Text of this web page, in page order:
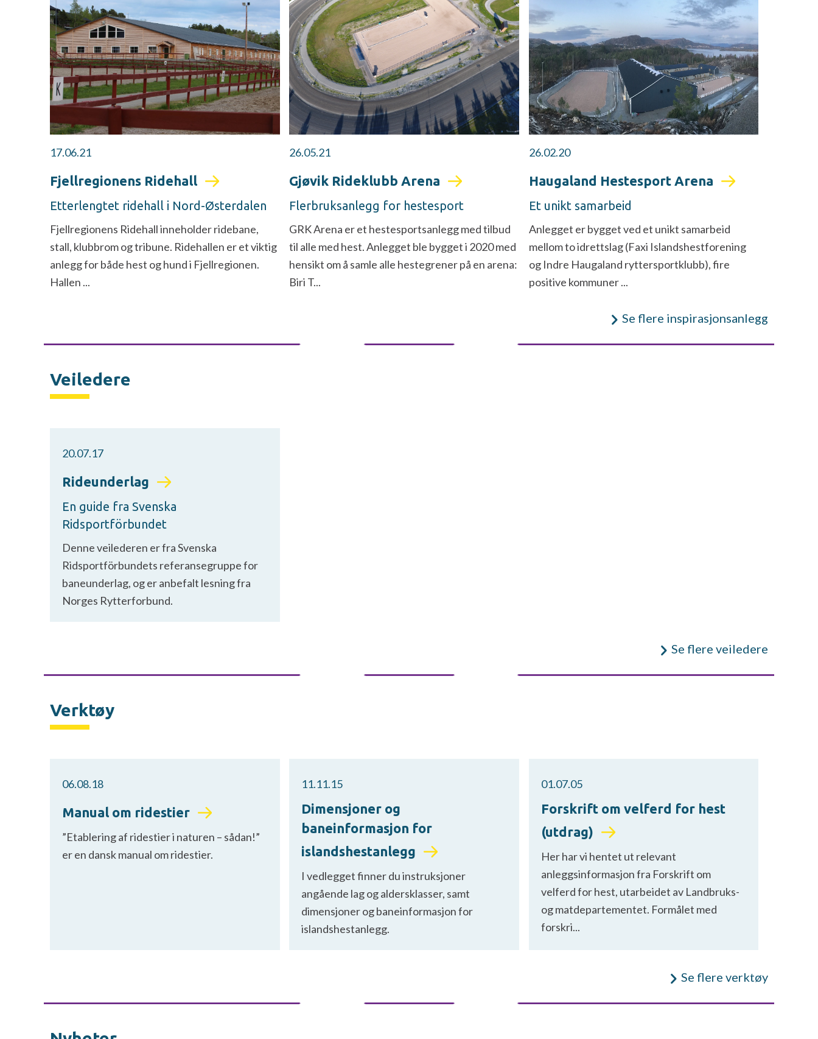
17.06.21
Fjellregionens Ridehall
Etterlengtet ridehall i Nord-Østerdalen
Fjellregionens Ridehall inneholder ridebane,
stall, klubbrom og tribune. Ridehallen er et viktig
anlegg for både hest og hund i Fjellregionen.
Hallen ...
26.05.21
Gjøvik Rideklubb Arena
Flerbruksanlegg for hestesport
GRK Arena er et hestesportsanlegg med tilbud
til alle med hest. Anlegget ble bygget i 2020 med
hensikt om å samle alle hestegrener på en arena:
Biri T...
26.02.20
Haugaland Hestesport Arena
Et unikt samarbeid
Anlegget er bygget ved et unikt samarbeid
mellom to idrettslag (Faxi Islandshestforening
og Indre Haugaland ryttersportklubb), fire
positive kommuner ...
Se flere inspirasjonsanlegg
Veiledere
20.07.17
Rideunderlag
En guide fra Svenska
Ridsportförbundet
Denne veilederen er fra Svenska
Ridsportförbundets referansegruppe for
baneunderlag, og er anbefalt lesning fra
Norges Rytterforbund.
Se flere veiledere
Verktøy
06.08.18
Manual om ridestier
”Etablering af ridestier i naturen – sådan!”
er en dansk manual om ridestier.
11.11.15
Dimensjoner og
baneinformasjon for
islandshestanlegg
I vedlegget finner du instruksjoner
angående lag og aldersklasser, samt
dimensjoner og baneinformasjon for
islandshestanlegg.
01.07.05
Forskrift om velferd for hest
(utdrag)
Her har vi hentet ut relevant
anleggsinformasjon fra Forskrift om
velferd for hest, utarbeidet av Landbruks-
og matdepartementet. Formålet med
forskri...
Se flere verktøy